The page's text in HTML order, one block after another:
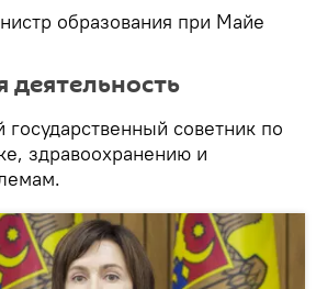
образования при Майе
деятельность
государственный советник по
здравоохранению и